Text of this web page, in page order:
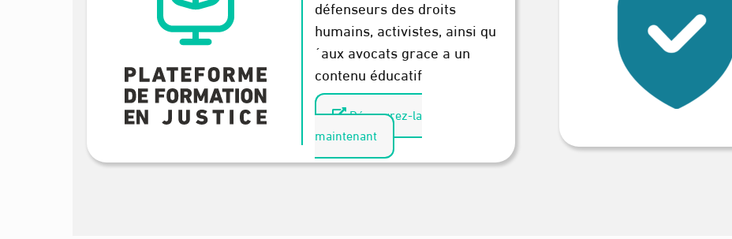
défenseurs des droits
humains, activistes, ainsi qu
´aux avocats grace a un
contenu éducatif
Découvrez-la
maintenant